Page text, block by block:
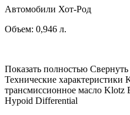
Автомобили Хот-Род
Объем: 0,946 л.
Показать полностью
Технические характеристики
трансмиссионное масло
Hypoid Differential